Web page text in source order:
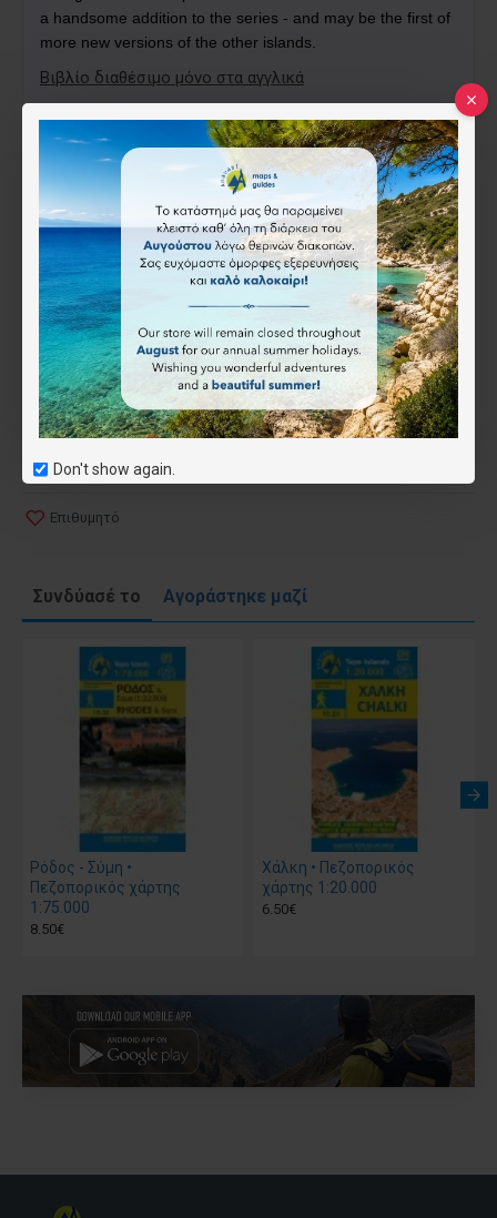
Don't show again.
a handsome addition to the series - and may be the first of
more new versions of the other islands.
Βιβλίο διαθέσιμο μόνο στα αγγλικά
Χαρακτηριστικά
ISBN:978-190-7859-23-6
Genius Loci
14.00€
Επιθυμητό
Συνδύασέ το Αγοράστηκε μαζί
Ρόδος - Σύμη •
Πεζοπορικός χάρτης
1:75.000
8.50€
Χάλκη • Πεζοπορικός
χάρτης 1:20.000
6.50€